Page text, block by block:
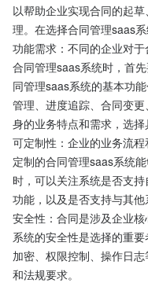
以帮助企业实现合同的起
理。在选择合同管理saas
功能需求：不同的企业对
合同管理saas系统时，首
同管理saas系统的基本功
管理、进度追踪、合同变
身的业务特点和需求，选择
可定制性：企业的业务流
定制的合同管理saas系统
时，可以关注系统是否支
功能，以及是否支持与其他
安全性：合同是涉及企业
系统的安全性是选择的重
加密、权限控制、操作日
和法规要求。